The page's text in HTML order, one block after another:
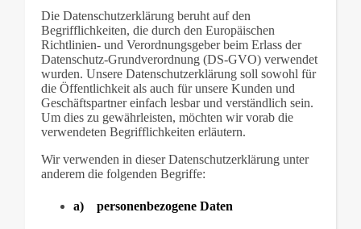
Die Datenschutzerklärung beruht auf den
Begrifflichkeiten, die durch den Europäischen
Richtlinien- und Verordnungsgeber beim Erlass der
Datenschutz-Grundverordnung (DS-GVO) verwendet
wurden. Unsere Datenschutzerklärung soll sowohl für
die Öffentlichkeit als auch für unsere Kunden und
Geschäftspartner einfach lesbar und verständlich sein.
Um dies zu gewährleisten, möchten wir vorab die
verwendeten Begrifflichkeiten erläutern.
Wir verwenden in dieser Datenschutzerklärung unter
anderem die folgenden Begriffe:
a) personenbezogene Daten